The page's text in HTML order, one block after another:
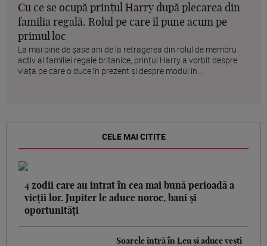
Cu ce se ocupă prințul Harry după plecarea din
familia regală. Rolul pe care îl pune acum pe
primul loc
La mai bine de șase ani de la retragerea din rolul de membru
activ al familiei regale britanice, prințul Harry a vorbit despre
viața pe care o duce în prezent și despre modul în...
CELE MAI CITITE
4 zodii care au intrat în cea mai bună perioadă a
vieții lor. Jupiter le aduce noroc, bani și
oportunități
Soarele intră în Leu și aduce vești